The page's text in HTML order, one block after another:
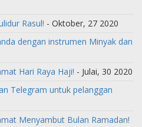
Rasul! - Oktober, 27 2020
dengan instrumen Minyak dan
Hari Raya Haji! - Julai, 30 2020
Telegram untuk pelanggan
Menyambut Bulan Ramadan!